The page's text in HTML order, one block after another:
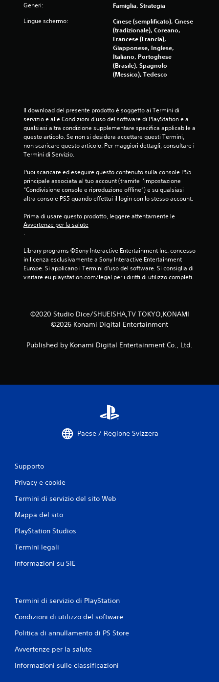
o
Generi: Famiglia, Strategia
Lingue schermo:
Cinese (semplificato), Cinese
(tradizionale), Coreano,
Francese (Francia),
Giapponese, Inglese,
Italiano, Portoghese
(Brasile), Spagnolo
(Messico), Tedesco
Il download del presente prodotto è soggetto ai Termini di
servizio e alle Condizioni d'uso del software di PlayStation e a
qualsiasi altra condizione supplementare specifica applicabile a
questo articolo. Se non si desidera accettare questi Termini,
non scaricare questo articolo. Per maggiori dettagli, consultare i
Termini di Servizio.
Puoi scaricare ed eseguire questo contenuto sulla console PS5
principale associata al tuo account (tramite l'impostazione
“Condivisione console e riproduzione offline”) e su qualsiasi
altra console PS5 quando effettui il login con lo stesso account.
Prima di usare questo prodotto, leggere attentamente le
Avvertenze per la salute
.
Library programs ©Sony Interactive Entertainment Inc. concesso
in licenza esclusivamente a Sony Interactive Entertainment
Europe. Si applicano i Termini d'uso del software. Si consiglia di
visitare eu.playstation.com/legal per i diritti di utilizzo completi.
©2020 Studio Dice/SHUEISHA,TV TOKYO,KONAMI
©2026 Konami Digital Entertainment
Published by Konami Digital Entertainment Co., Ltd.
Paese / Regione Svizzera
Supporto
Privacy e cookie
Termini di servizio del sito Web
Mappa del sito
PlayStation Studios
Termini legali
Informazioni su SIE
Termini di servizio di PlayStation
Condizioni di utilizzo del software
Politica di annullamento di PS Store
Avvertenze per la salute
Informazioni sulle classificazioni